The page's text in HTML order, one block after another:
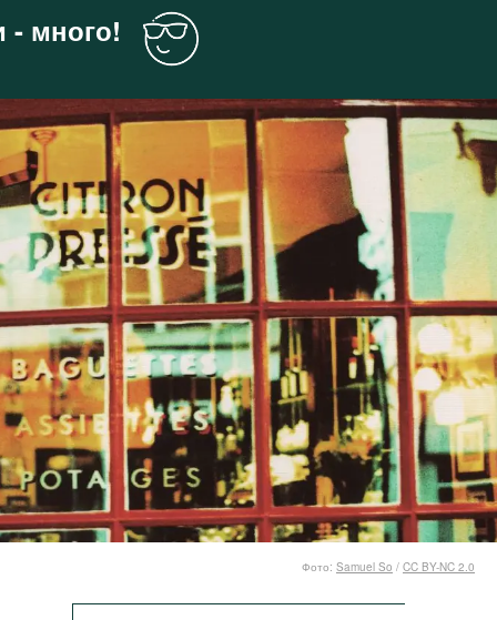
- много!
Фото: Samuel So / CC BY-NC 2.0